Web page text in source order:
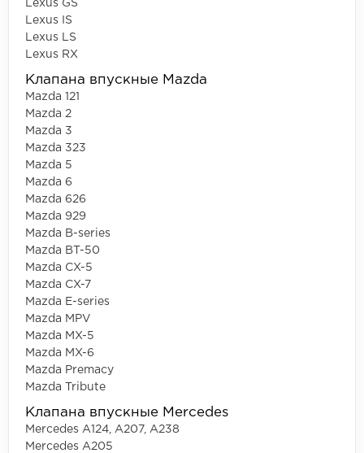
Lexus GS
Lexus IS
Lexus LS
Lexus RX
Клапана впускные Mazda
Mazda 121
Mazda 2
Mazda 3
Mazda 323
Mazda 5
Mazda 6
Mazda 626
Mazda 929
Mazda B-series
Mazda BT-50
Mazda CX-5
Mazda CX-7
Mazda E-series
Mazda MPV
Mazda MX-5
Mazda MX-6
Mazda Premacy
Mazda Tribute
Клапана впускные Mercedes
Mercedes A124, A207, A238
Mercedes A205